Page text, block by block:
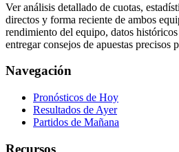
Ver análisis detallado de cuotas,
directos y forma reciente de ambos
rendimiento del equipo, datos
entregar consejos de apuestas precisos
Navegación
Pronósticos de Hoy
Resultados de Ayer
Partidos de Mañana
Recursos